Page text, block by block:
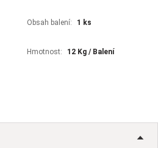
Obsah balení: 1 ks
Hmotnost: 12 Kg / Balení